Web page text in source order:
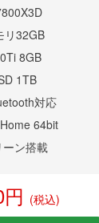
リ32GB
8GB
1TB
対応
64bit
ーン搭載
(税込)